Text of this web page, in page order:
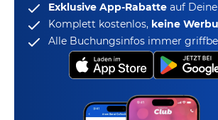
Exklusive App-Rabatte auf
Komplett kostenlos, keine
Alle Buchungsinfos immer